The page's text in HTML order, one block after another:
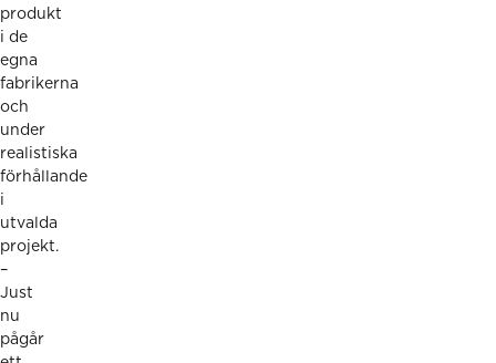
produkt
i de
egna
fabrikerna
och
under
realistiska
förhållande
i
utvalda
projekt.
–
Just
nu
pågår